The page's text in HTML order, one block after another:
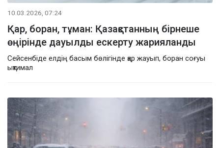
10.03.2026, 07:24
Қар, боран, тұман: Қазақстанның бірнеше
өңірінде дауылды ескерту жарияланды
Сейсенбіде елдің басым бөлігінде қар жауып, боран соғуы
ықтимал